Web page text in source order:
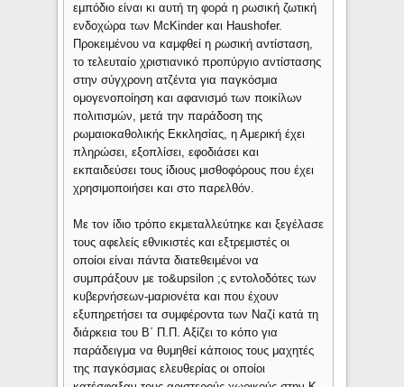
εμπόδιο είναι κι αυτή τη φορά η ρωσική ζωτική
ενδοχώρα των McKinder και Haushofer.
Προκειμένου να καμφθεί η ρωσική αντίσταση,
το τελευταίο χριστιανικό προπύργιο αντίστασης
στην σύγχρονη ατζέντα για παγκόσμια
ομογενοποίηση και αφανισμό των ποικίλων
πολιτισμών, μετά την παράδοση της
ρωμαιοκαθολικής Εκκλησίας, η Αμερική έχει
πληρώσει, εξοπλίσει, εφοδιάσει και
εκπαιδεύσει τους ίδιους μισθοφόρους που έχει
χρησιμοποιήσει και στο παρελθόν.
Με τον ίδιο τρόπο εκμεταλλεύτηκε και ξεγέλασε
τους αφελείς εθνικιστές και εξτρεμιστές οι
οποίοι είναι πάντα διατεθειμένοι να
συμπράξουν με το&upsilon ;ς εντολοδότες των
κυβερνήσεων-μαριονέτα και που έχουν
εξυπηρετήσει τα συμφέροντα των Ναζί κατά τη
διάρκεια του Β΄ Π.Π. Αξίζει το κόπο για
παράδειγμα να θυμηθεί κάποιος τους μαχητές
της παγκόσμιας ελευθερίας οι οποίοι